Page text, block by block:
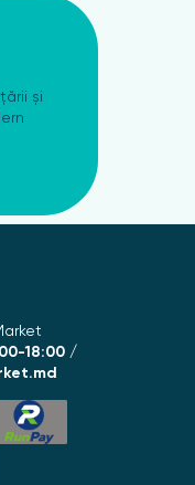
și
18:00 /